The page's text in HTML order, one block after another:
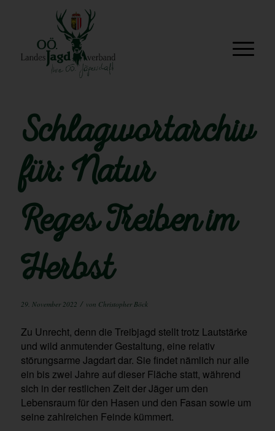
Schlagwortarchiv
für: Natur
Reges Treiben im
Herbst
29. November 2022 / von Christopher Böck
Zu Unrecht, denn die Treibjagd stellt trotz Lautstärke
und wild anmutender Gestaltung, eine relativ
störungsarme Jagdart dar. Sie findet nämlich nur alle
ein bis zwei Jahre auf dieser Fläche statt, während
sich in der restlichen Zeit der Jäger um den
Lebensraum für den Hasen und den Fasan sowie um
seine zahlreichen Feinde kümmert.